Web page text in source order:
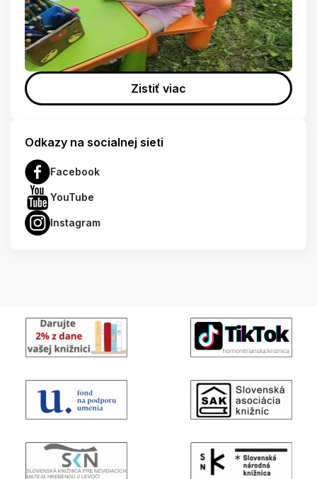
Zistiť viac
Odkazy na socialnej sieti
Facebook
YouTube
Instagram